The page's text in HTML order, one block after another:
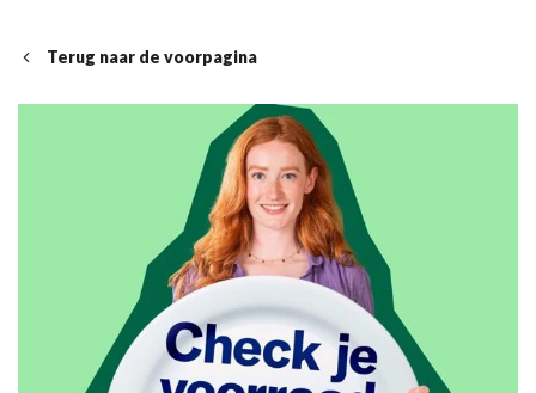
Terug naar de voorpagina